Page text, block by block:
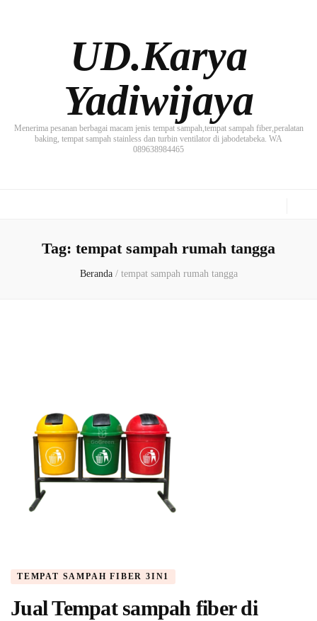
UD.Karya
Yadiwijaya
Menerima pesanan berbagai macam jenis tempat sampah,tempat sampah fiber,peralatan
baking, tempat sampah stainless dan turbin ventilator di jabodetabeka. WA
089638984465
Tag: tempat sampah rumah tangga
Beranda / tempat sampah rumah tangga
TEMPAT SAMPAH FIBER 3IN1
Jual Tempat sampah fiber di